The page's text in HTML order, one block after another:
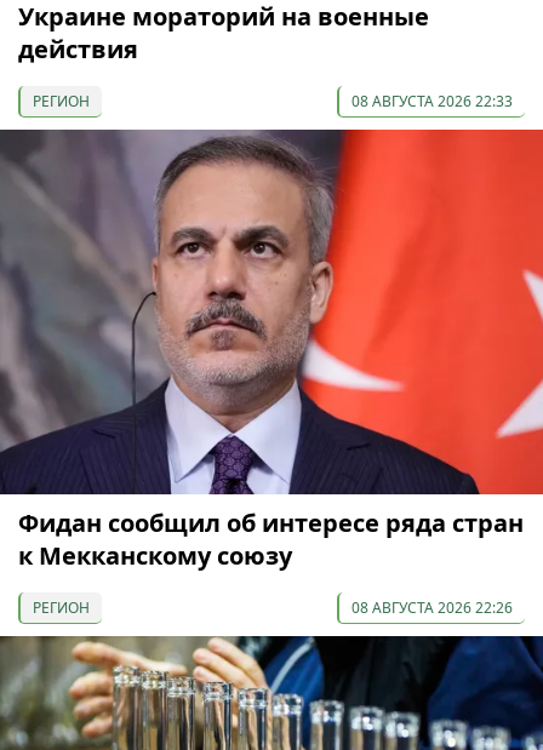
Украине мораторий на военные
действия
РЕГИОН 08 АВГУСТА 2026 22:33
Фидан сообщил об интересе ряда стран
к Мекканскому союзу
РЕГИОН 08 АВГУСТА 2026 22:26